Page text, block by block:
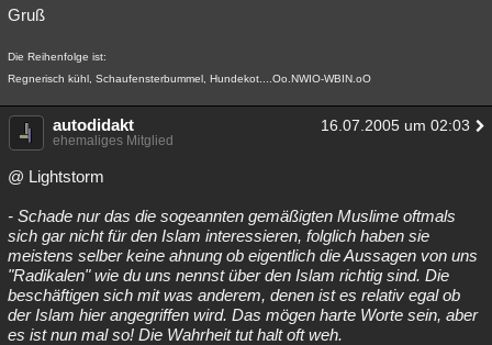
Gruß
Die Reihenfolge ist:
Regnerisch kühl, Schaufensterbummel, Hundekot....Oo.NWIO-WBIN.oO
autodidakt 16.07.2005 um 02:03
ehemaliges Mitglied
@ Lightstorm
- Schade nur das die sogeannten gemäßigten Muslime oftmals
sich gar nicht für den Islam interessieren, folglich haben sie
meistens selber keine ahnung ob eigentlich die Aussagen von uns
"Radikalen" wie du uns nennst über den Islam richtig sind. Die
beschäftigen sich mit was anderem, denen ist es relativ egal ob
der Islam hier angegriffen wird. Das mögen harte Worte sein, aber
es ist nun mal so! Die Wahrheit tut halt oft weh.